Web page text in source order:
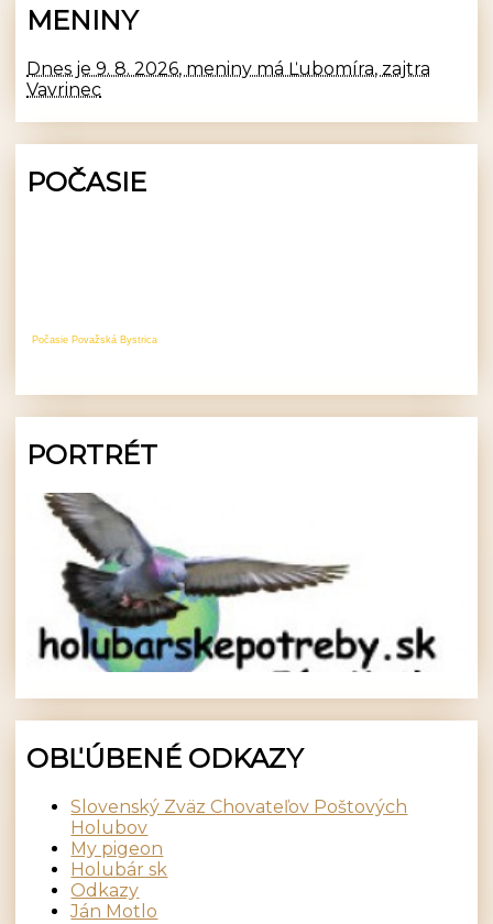
MENINY
Dnes je 9. 8. 2026, meniny má Ľubomíra, zajtra
Vavrinec
POČASIE
Počasie Považská Bystrica
PORTRÉT
OBĽÚBENÉ ODKAZY
Slovenský Zväz Chovateľov Poštových
Holubov
My pigeon
Holubár sk
Odkazy
Ján Motlo